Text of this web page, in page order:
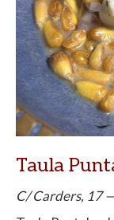
Taula
C/ Carders, 17